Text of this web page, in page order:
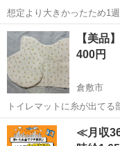
想定より大きかったため1
岡山 岡山市 妹尾駅
【美品
400円
倉敷市
トイレマットに糸が出て
夫だと思います。 1週間ほど使った後、洗って自宅保管しておりまし
た 別の柄の未使用品のセ
岡山 倉敷市 その他
≪月収